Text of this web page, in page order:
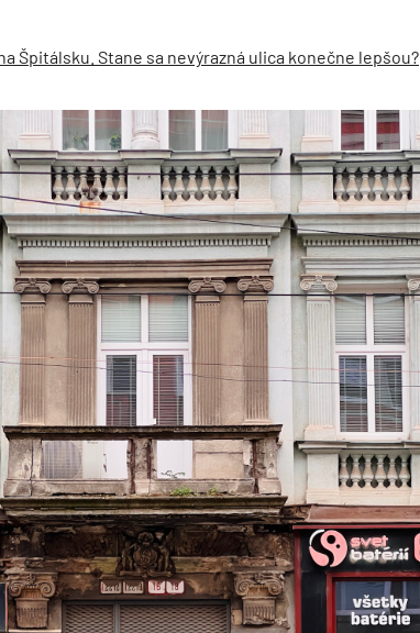
Špitálsku. Stane sa nevýrazná ulica konečne lepšou?